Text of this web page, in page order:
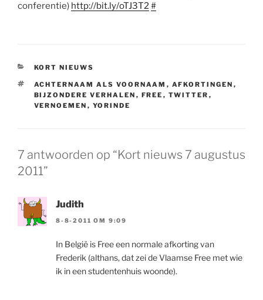
conferentie) http://bit.ly/oTJ3T2#
CATEGORIEËN
KORT NIEUWS
TAGS
ACHTERNAAM ALS VOORNAAM , AFKORTINGEN ,
BIJZONDERE VERHALEN , FREE , TWITTER ,
VERNOEMEN , YORINDE
7 antwoorden op “Kort nieuws 7 augustus
2011”
Judith
8-8-2011 OM 9:09
In België is Free een normale afkorting van
Frederik (althans, dat zei de Vlaamse Free met wie
ik in een studentenhuis woonde).